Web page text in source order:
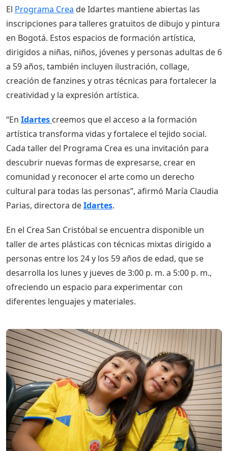
El Programa Crea de Idartes mantiene abiertas las
inscripciones para talleres gratuitos de dibujo y pintura
en Bogotá. Estos espacios de formación artística,
dirigidos a niñas, niños, jóvenes y personas adultas de 6
a 59 años, también incluyen ilustración, collage,
creación de fanzines y otras técnicas para fortalecer la
creatividad y la expresión artística.
“En Idartes creemos que el acceso a la formación
artística transforma vidas y fortalece el tejido social.
Cada taller del Programa Crea es una invitación para
descubrir nuevas formas de expresarse, crear en
comunidad y reconocer el arte como un derecho
cultural para todas las personas”, afirmó María Claudia
Parias, directora deIdartes.
En el Crea San Cristóbal se encuentra disponible un
taller de artes plásticas con técnicas mixtas dirigido a
personas entre los 24 y los 59 años de edad, que se
desarrolla los lunes y jueves de 3:00 p. m. a 5:00 p. m.,
ofreciendo un espacio para experimentar con
diferentes lenguajes y materiales.